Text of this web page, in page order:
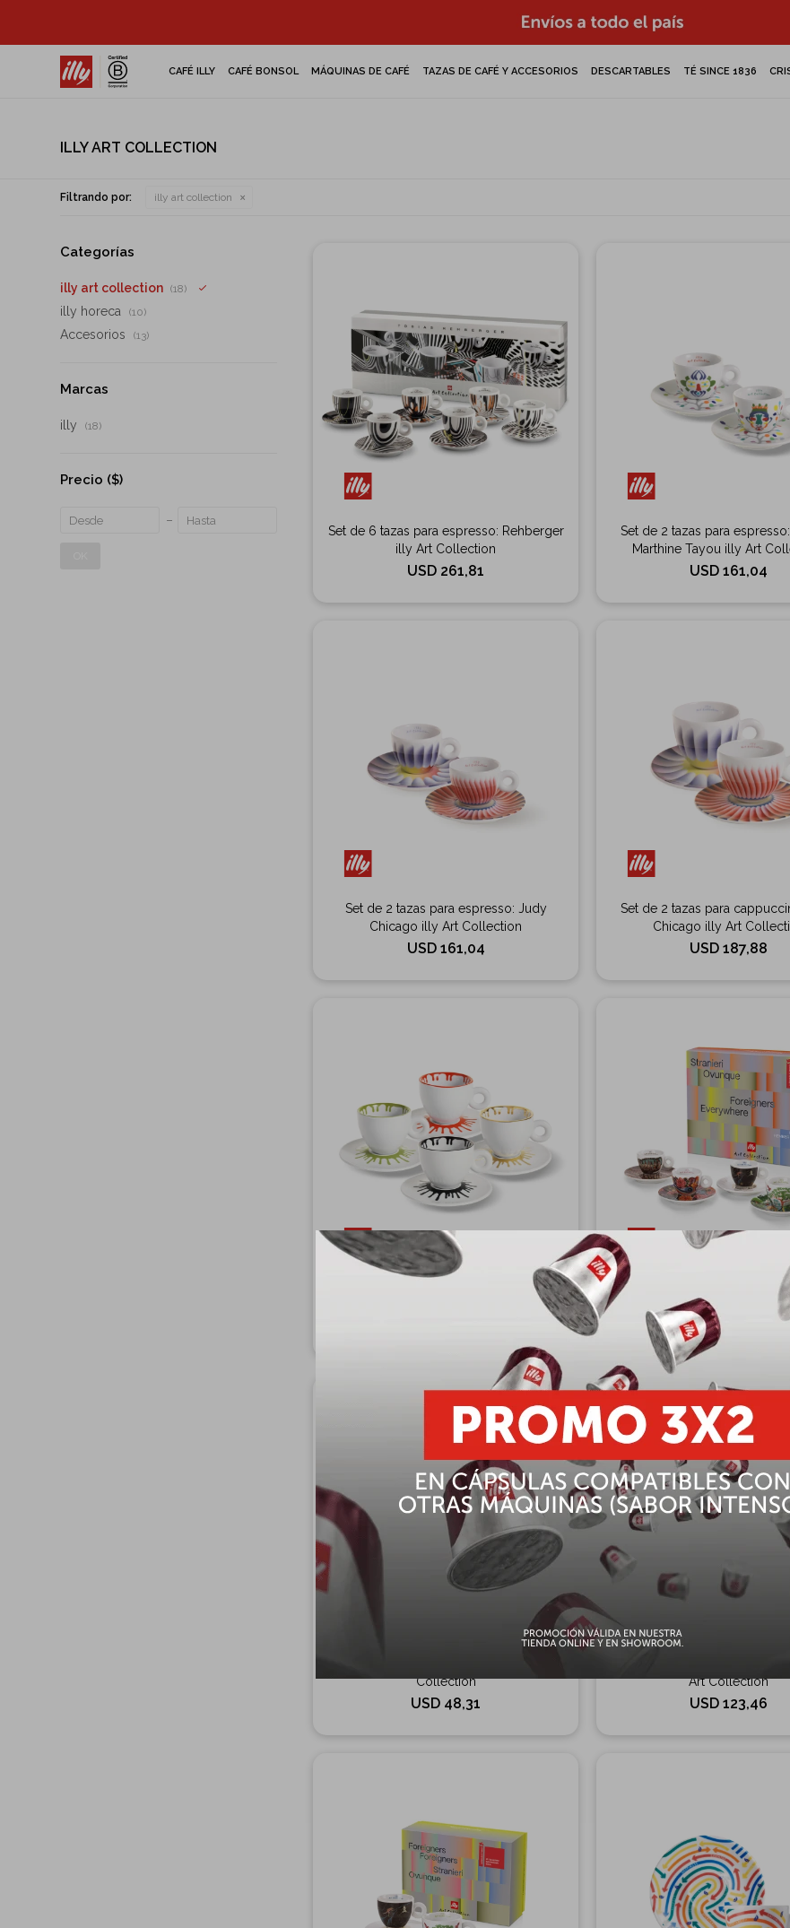
CAFÉ ILLY CAFÉ BONSOL MÁQUINAS DE CAFÉ TAZAS DE CAFÉ Y ACCESORIOS DESCARTABLES TÉ SINCE 1836
ILLY ART COLLECTION
Filtrando por: illy art collection
Set de 6 tazas para espresso: Rehberger
illy Art Collection
USD 261,81
Set de 2 tazas para
Marthine Tayou illy Art
USD 161,04
Set de 2 tazas para espresso: Judy
Chicago illy Art Collection
USD 161,04
Set de 2 tazas para
Chicago illy Art
USD 187,88
Set de 4 tazas para cappuccino: Ai Weiwei
Set de 4 tazas para espresso:
Art Collection
USD
Collection
USD 48,31
Art Collection
USD 123,46
Categorías
illy art collection (18)
illy horeca (10)
Accesorios (13)
Marcas
illy (18)
Precio ($)